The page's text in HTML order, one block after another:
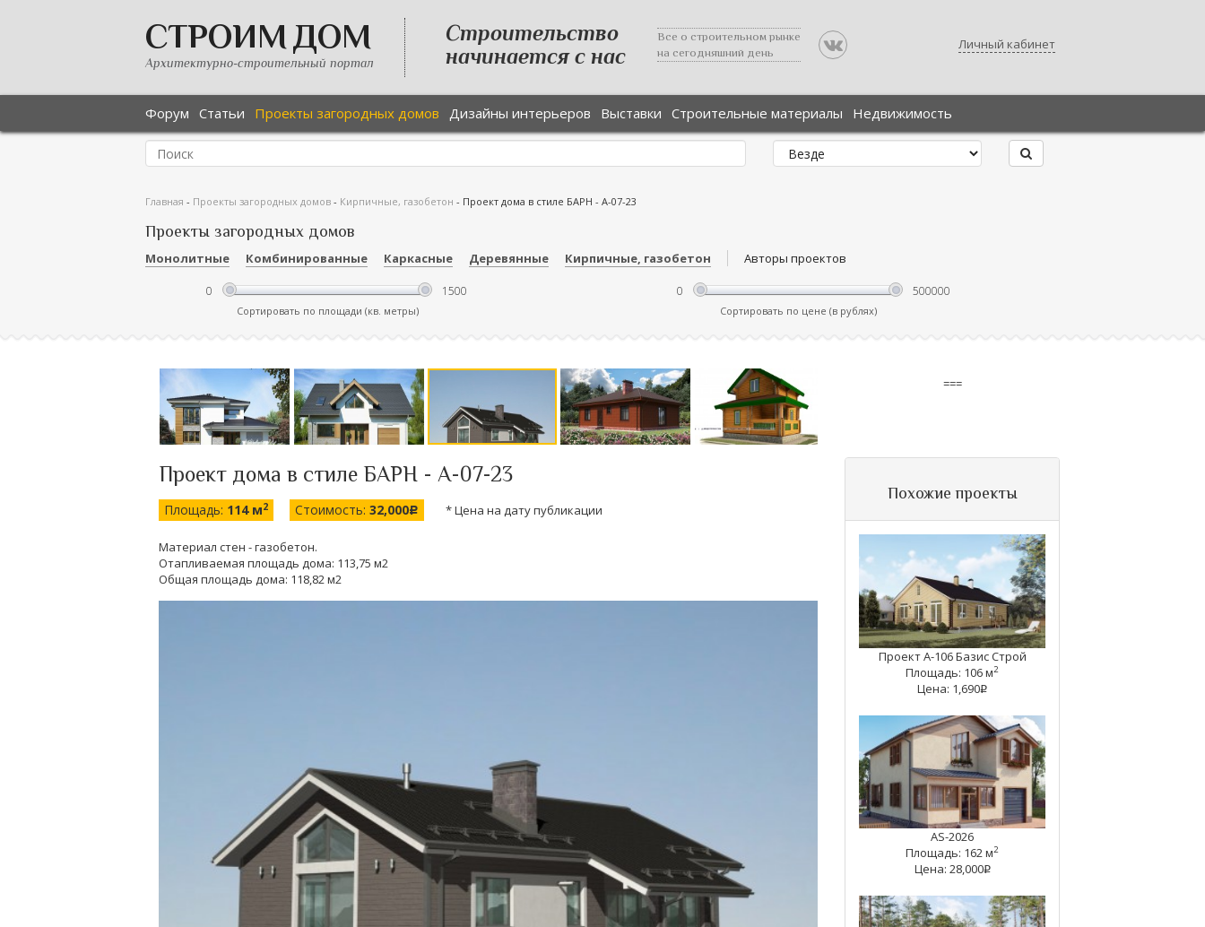
СТРОИМ ДОМ
Архитектурно-строительный портал
Строительство
начинается с нас
Все о строительном рынке
на сегодняшний день
Личный кабинет
Форум Статьи Проекты загородных домов Дизайны интерьеров Выставки Строительные материалы Недвижимость
Главная - Проекты загородных домов - Кирпичные, газобетон - Проект дома в стиле БАРН - А-07-23
Проекты загородных домов
Монолитные Комбинированные Каркасные Деревянные Кирпичные, газобетон Авторы проектов
Сортировать по площади (кв. метры) Сортировать по цене (в рублях)
Проект дома в стиле БАРН - А-07-23
Площадь: 114 м2 Стоимость: 32,000c * Цена на дату публикации
Материал стен - газобетон.
Отапливаемая площадь дома: 113,75 м2
Общая площадь дома: 118,82 м2
===
Похожие проекты
Проект A-106 Базис Строй
Площадь: 106 м2
Цена: 1,690q
AS-2026
Площадь: 162 м2
Цена: 28,000q